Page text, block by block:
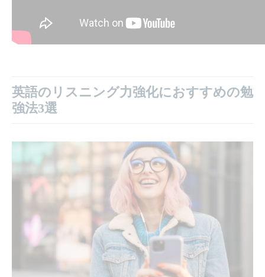
英語のリスニング力強化におすすめの勉
強法3選